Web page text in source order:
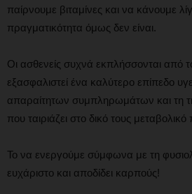
παίρνουμε βιταμίνες και να κάνουμε
πραγματικότητα όμως δεν είναι.
Οι ασθενείς συχνά εκπλήσσονται από
εξασφαλιστεί ένα καλύτερο επίπεδο
απαραίτητων συμπληρωμάτων και τη
που ταιριάζει στο δικό τους μεταβολικό
Το να ενεργούμε σύμφωνα με τη
ευχάριστο και αποδίδει καρπούς!